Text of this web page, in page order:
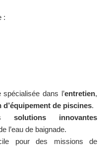
:
dans l’entretien,
d’équipement de piscines.
solutions innovantes
l’eau de baignade.
pour des missions de